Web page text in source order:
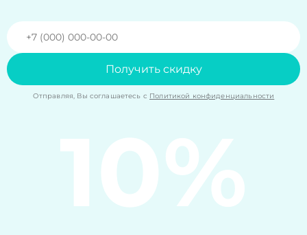
Получить скидку
Отправляя, Вы соглашаетесь с Политикой конфиденциальности
10%